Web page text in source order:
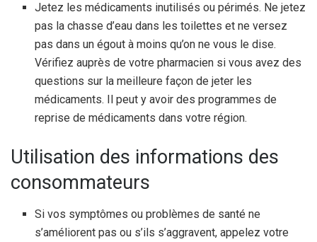
Jetez les médicaments inutilisés ou périmés. Ne jetez
pas la chasse d’eau dans les toilettes et ne versez
pas dans un égout à moins qu’on ne vous le dise.
Vérifiez auprès de votre pharmacien si vous avez des
questions sur la meilleure façon de jeter les
médicaments. Il peut y avoir des programmes de
reprise de médicaments dans votre région.
Utilisation des informations des
consommateurs
Si vos symptômes ou problèmes de santé ne
s’améliorent pas ou s’ils s’aggravent, appelez votre